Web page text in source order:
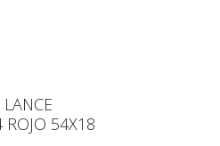
54X18